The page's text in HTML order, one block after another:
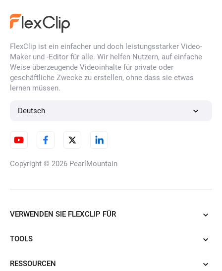
KI-Illustrations-Generator
FlexClip ist ein einfacher und doch leistungsstarker Video-
Maker und -Editor für alle. Wir helfen Nutzern, auf einfache
Weise überzeugende Videoinhalte für private oder
geschäftliche Zwecke zu erstellen, ohne dass sie etwas
lernen müssen.
Deutsch
Copyright © 2026 PearlMountain
VERWENDEN SIE FLEXCLIP FÜR
TOOLS
RESSOURCEN